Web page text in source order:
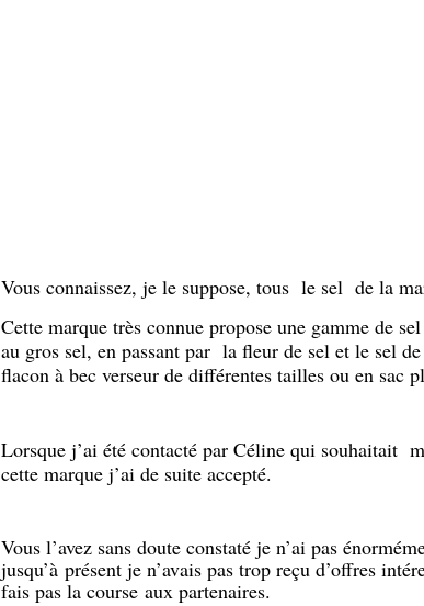
Vous connaissez, je le suppose, tous le sel de la
Cette marque très connue propose une gamme de
au gros sel, en passant par la fleur de sel et le sel
flacon à bec verseur de différentes tailles ou en sac
Lorsque j’ai été contacté par Céline qui souhaitait
cette marque j’ai de suite accepté.
Vous l’avez sans doute constaté je n’ai pas
jusqu’à présent je n’avais pas trop reçu d’offres
fais pas la course aux partenaires.